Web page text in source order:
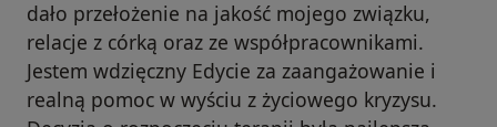
dało przełożenie na jakość mojego związku,
relacje z córką oraz ze współpracownikami.
Jestem wdzięczny Edycie za zaangażowanie i
realną pomoc w wyściu z życiowego kryzysu.